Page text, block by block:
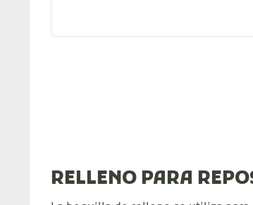
RELLENO PARA